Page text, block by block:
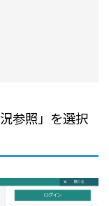
参照」を選択